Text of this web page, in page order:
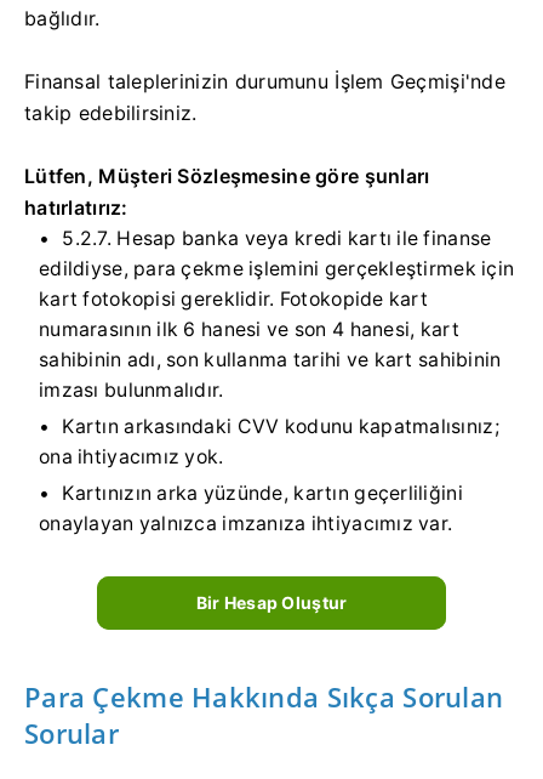
bağlıdır.
Finansal taleplerinizin durumunu İşlem Geçmişi'nde
takip edebilirsiniz.
Lütfen, Müşteri Sözleşmesine göre şunları
hatırlatırız:
5.2.7. Hesap banka veya kredi kartı ile finanse
edildiyse, para çekme işlemini gerçekleştirmek için
kart fotokopisi gereklidir. Fotokopide kart
numarasının ilk 6 hanesi ve son 4 hanesi, kart
sahibinin adı, son kullanma tarihi ve kart sahibinin
imzası bulunmalıdır.
Kartın arkasındaki CVV kodunu kapatmalısınız;
ona ihtiyacımız yok.
Kartınızın arka yüzünde, kartın geçerliliğini
onaylayan yalnızca imzanıza ihtiyacımız var.
Bir Hesap Oluştur
Para Çekme Hakkında Sıkça Sorulan
Sorular